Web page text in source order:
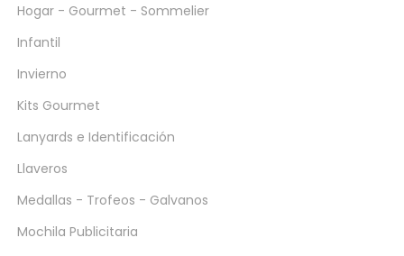
Hogar - Gourmet - Sommelier
Infantil
Invierno
Kits Gourmet
Lanyards e Identificación
Llaveros
Medallas - Trofeos - Galvanos
Mochila Publicitaria